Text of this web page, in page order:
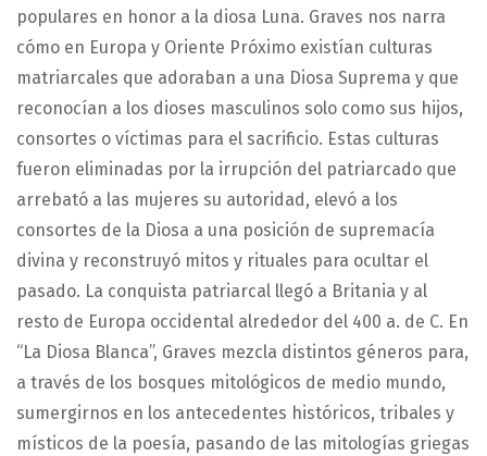
populares en honor a la diosa Luna. Graves nos narra
cómo en Europa y Oriente Próximo existían culturas
matriarcales que adoraban a una Diosa Suprema y que
reconocían a los dioses masculinos solo como sus hijos,
consortes o víctimas para el sacrificio. Estas culturas
fueron eliminadas por la irrupción del patriarcado que
arrebató a las mujeres su autoridad, elevó a los
consortes de la Diosa a una posición de supremacía
divina y reconstruyó mitos y rituales para ocultar el
pasado. La conquista patriarcal llegó a Britania y al
resto de Europa occidental alrededor del 400 a. de C. En
“La Diosa Blanca”, Graves mezcla distintos géneros para,
a través de los bosques mitológicos de medio mundo,
sumergirnos en los antecedentes históricos, tribales y
místicos de la poesía, pasando de las mitologías griegas